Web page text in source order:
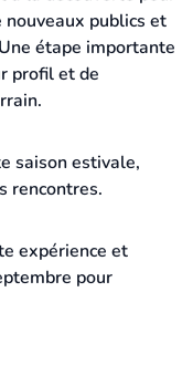
publics et
étape importante
profil et de
saison estivale,
rencontres.
expérience et
pour